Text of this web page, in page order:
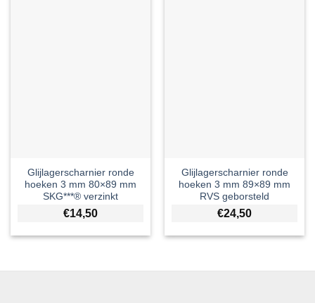
Glijlagerscharnier ronde
hoeken 3 mm 80×89 mm
SKG***® verzinkt
€14,50
Glijlagerscharnier ronde
hoeken 3 mm 89×89 mm
RVS geborsteld
€24,50